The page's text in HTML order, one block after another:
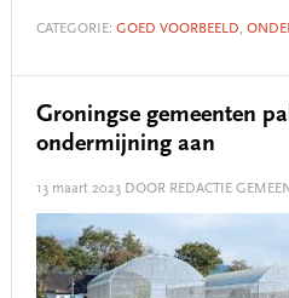
CATEGORIE: GOED VOORBEELD,
Groningse gemeenten
ondermijning aan
13 maart 2023DOOR REDACTIE